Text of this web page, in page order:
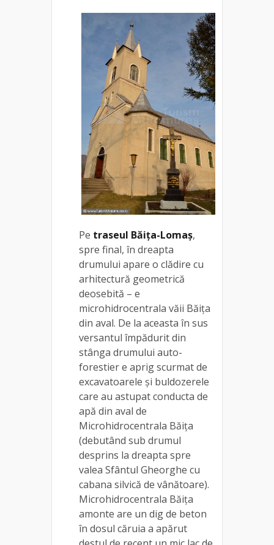
Pe traseul Băița-Lomaș,
spre final, în dreapta
drumului apare o clădire cu
arhitectură geometrică
deosebită – e
microhidrocentrala văii Băița
din aval. De la aceasta în sus
versantul împădurit din
stânga drumului auto-
forestier e aprig scurmat de
excavatoarele și buldozerele
care au astupat conducta de
apă din aval de
Microhidrocentrala Băița
(debutând sub drumul
desprins la dreapta spre
valea Sfântul Gheorghe cu
cabana silvică de vânătoare).
Microhidrocentrala Băița
amonte are un dig de beton
în dosul căruia a apărut